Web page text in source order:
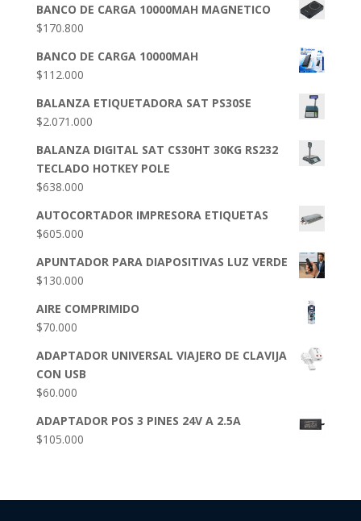
BANCO DE CARGA 10000MAH MAGNETICO
$170.800
BANCO DE CARGA 10000MAH
$112.000
BALANZA ETIQUETADORA SAT PS30SE
$2.071.000
BALANZA DIGITAL SAT CS30HT 30KG RS232
TECLADO HOTKEY POLE
$638.000
AUTOCORTADOR IMPRESORA ETIQUETAS
$605.000
APUNTADOR PARA DIAPOSITIVAS LUZ VERDE
$130.000
AIRE COMPRIMIDO
$70.000
ADAPTADOR UNIVERSAL VIAJERO DE CLAVIJA
CON USB
$60.000
ADAPTADOR POS 3 PINES 24V A 2.5A
$105.000